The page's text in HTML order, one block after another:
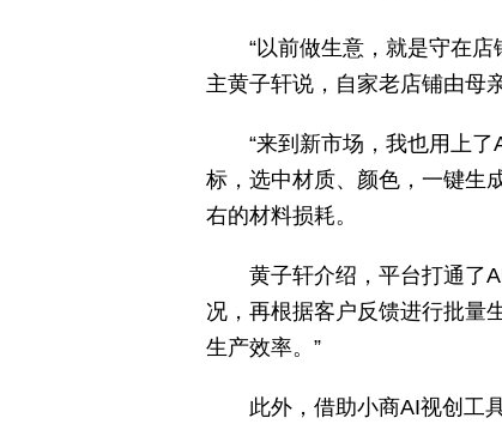
“以前做生意，就是守在
主黄子轩说，自家老店铺由母
“来到新市场，我也用上
标，选中材质、颜色，一键生
右的材料损耗。
黄子轩介绍，平台打通了
况，再根据客户反馈进行批量
生产效率。”
此外，借助小商AI视创工